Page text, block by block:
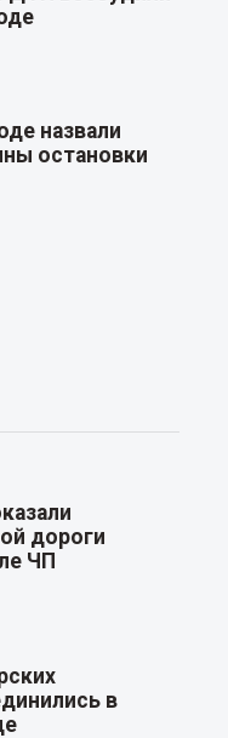
назвали
остановки
дороги
ЧП
в